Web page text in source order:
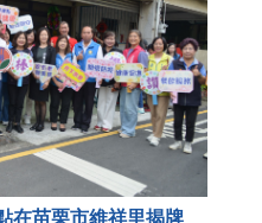
在苗栗市維祥里揭牌